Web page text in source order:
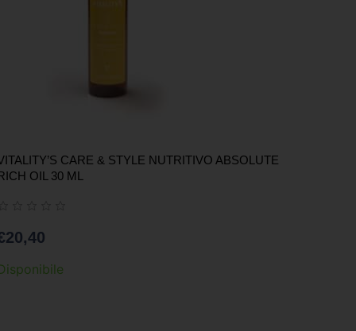
CARE & STYLE NUTRITIVO ABSOLUTE
OIL 30 ML
20,40